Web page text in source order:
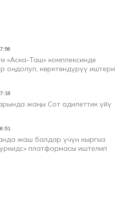
«Аска-Таш» комплексинде
оңдолуп, көрктөндүрүү иштери
жаңы Сот адилеттик үйү
жаш балдар үчүн кыргыз
платформасы иштелип